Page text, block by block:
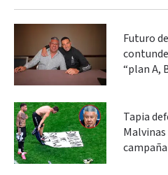
Futuro
“plan A,
Tapia